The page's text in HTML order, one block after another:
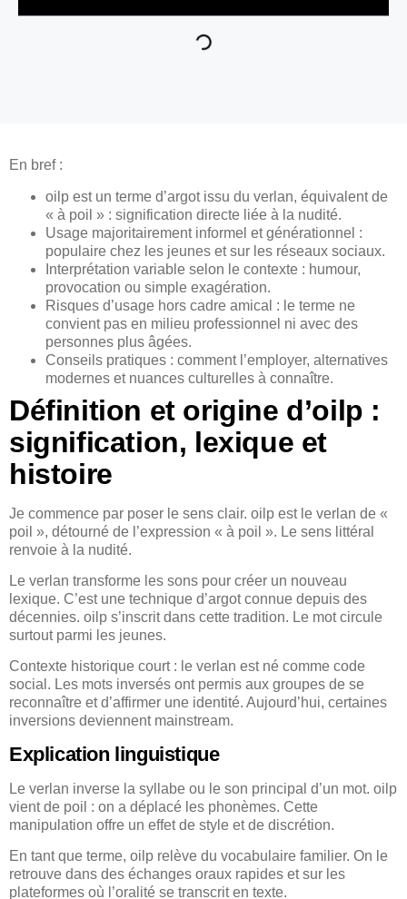
En bref :
oilp est un terme d’argot issu du verlan, équivalent de
« à poil » : signification directe liée à la nudité.
Usage majoritairement informel et générationnel :
populaire chez les jeunes et sur les réseaux sociaux.
Interprétation variable selon le contexte : humour,
provocation ou simple exagération.
Risques d’usage hors cadre amical : le terme ne
convient pas en milieu professionnel ni avec des
personnes plus âgées.
Conseils pratiques : comment l’employer, alternatives
modernes et nuances culturelles à connaître.
Définition et origine d’oilp :
signification, lexique et
histoire
Je commence par poser le sens clair. oilp est le verlan de «
poil », détourné de l’expression « à poil ». Le sens littéral
renvoie à la nudité.
Le verlan transforme les sons pour créer un nouveau
lexique. C’est une technique d’argot connue depuis des
décennies. oilp s’inscrit dans cette tradition. Le mot circule
surtout parmi les jeunes.
Contexte historique court : le verlan est né comme code
social. Les mots inversés ont permis aux groupes de se
reconnaître et d’affirmer une identité. Aujourd’hui, certaines
inversions deviennent mainstream.
Explication linguistique
Le verlan inverse la syllabe ou le son principal d’un mot. oilp
vient de poil : on a déplacé les phonèmes. Cette
manipulation offre un effet de style et de discrétion.
En tant que terme, oilp relève du vocabulaire familier. On le
retrouve dans des échanges oraux rapides et sur les
plateformes où l’oralité se transcrit en texte.